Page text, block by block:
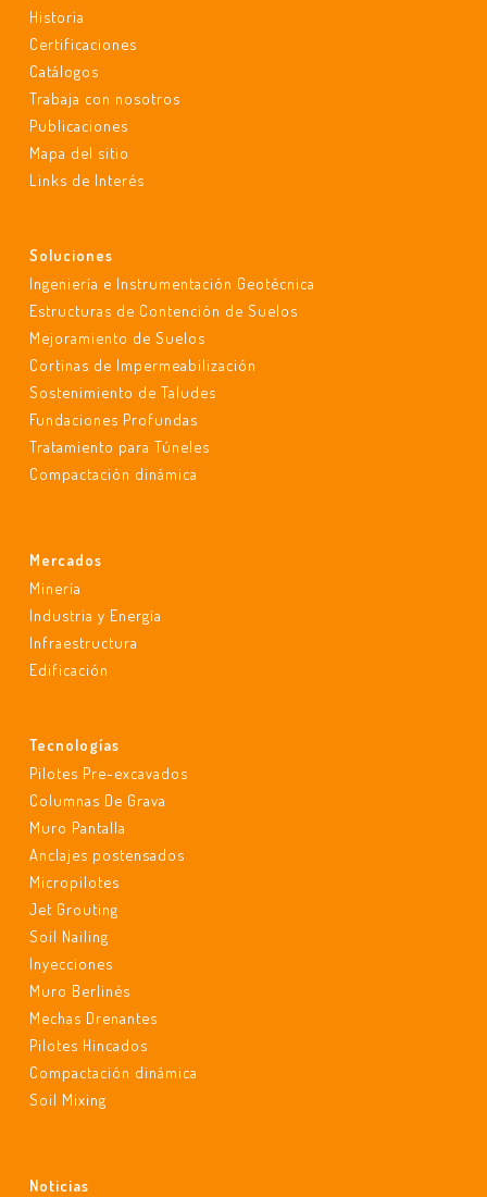
Historia
Certificaciones
Catálogos
Trabaja con nosotros
Publicaciones
Mapa del sitio
Links de Interés
Soluciones
Ingeniería e Instrumentación Geotécnica
Estructuras de Contención de Suelos
Mejoramiento de Suelos
Cortinas de Impermeabilización
Sostenimiento de Taludes
Fundaciones Profundas
Tratamiento para Túneles
Compactación dinámica
Mercados
Minería
Industria y Energía
Infraestructura
Edificación
Tecnologías
Pilotes Pre-excavados
Columnas De Grava
Muro Pantalla
Anclajes postensados
Micropilotes
Jet Grouting
Soil Nailing
Inyecciones
Muro Berlinés
Mechas Drenantes
Pilotes Hincados
Compactación dinámica
Soil Mixing
Noticias